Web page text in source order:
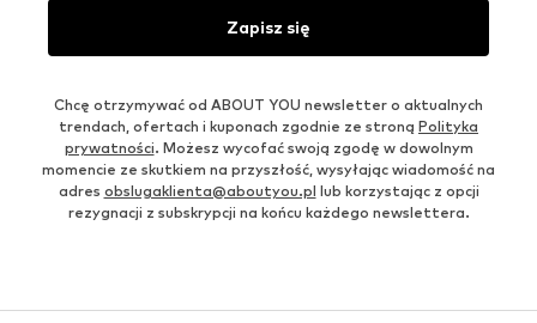
Zapisz się
Chcę otrzymywać od ABOUT YOU newsletter o aktualnych
trendach, ofertach i kuponach zgodnie ze stroną Polityka
prywatności. Możesz wycofać swoją zgodę w dowolnym
momencie ze skutkiem na przyszłość, wysyłając wiadomość na
adres obslugaklienta@aboutyou.pl lub korzystając z opcji
rezygnacji z subskrypcji na końcu każdego newslettera.